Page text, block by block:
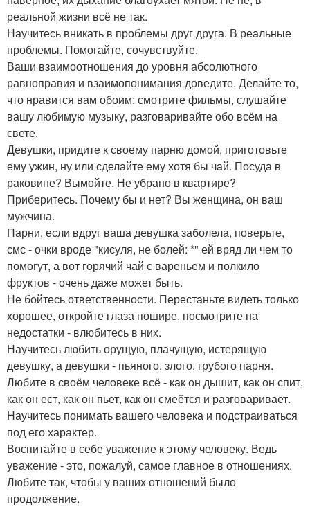
реальной жизни всё не так.
Научитесь вникать в проблемы друг друга. В реальные
проблемы. Помогайте, сочувствуйте.
Ваши взаимоотношения до уровня абсолютного
равноправия и взаимопонимания доведите. Делайте то,
что нравится вам обоим: смотрите фильмы, слушайте
вашу любимую музыку, разговаривайте обо всём на
свете.
Девушки, придите к своему парню домой, приготовьте
ему ужин, ну или сделайте ему хотя бы чай. Посуда в
раковине? Вымойте. Не убрано в квартире?
Приберитесь. Почему бы и нет? Вы женщина, он ваш
мужчина.
Парни, если вдруг ваша девушка заболела, поверьте,
смс - очки вроде "кисуля, не болей: *" ей вряд ли чем то
помогут, а вот горячий чай с вареньем и полкило
фруктов - очень даже может быть.
Не бойтесь ответственности. Перестаньте видеть только
хорошее, откройте глаза пошире, посмотрите на
недостатки - влюбитесь в них.
Научитесь любить орущую, плачущую, истерящую
девушку, а девушки - пьяного, злого, грубого парня.
Любите в своём человеке всё - как он дышит, как он спит,
как он ест, как он пьет, как он смеётся и разговаривает.
Научитесь понимать вашего человека и подстраиваться
под его характер.
Воспитайте в себе уважение к этому человеку. Ведь
уважение - это, пожалуй, самое главное в отношениях.
Любите так, чтобы у ваших отношений было
продолжение.